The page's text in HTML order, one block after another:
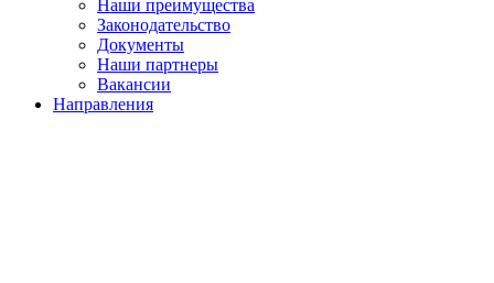
Наши преимущества
Законодательство
Документы
Наши партнеры
Вакансии
Направления